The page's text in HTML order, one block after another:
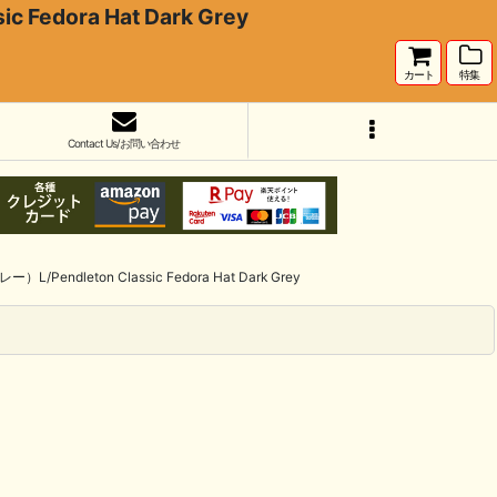
Fedora Hat Dark Grey
カート 特集
Contact Us/お問い合わせ
ー）L/Pendleton Classic Fedora Hat Dark Grey